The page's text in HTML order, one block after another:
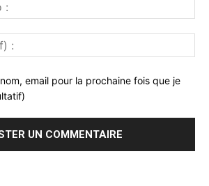
email pour la prochaine fois que je